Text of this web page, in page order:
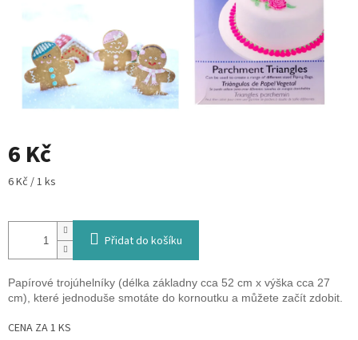
6 Kč
Měrná
6 Kč / 1 ks
Přidat do košíku
Papírové trojúhelníky (délka základny cca 52 cm x výška cca 27
cm), které jednoduše smotáte do kornoutku a můžete začít zdobit.
CENA ZA 1 KS